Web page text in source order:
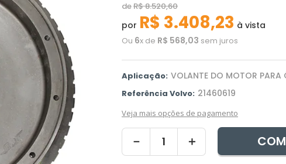
deR$8.520,60
por R$ 3.408,23 à vista
Ou 6x de R$ 568,03 sem juros
Aplicação: VOLANTE DO MOTOR
Referência Volvo: 21460619
Veja mais opções de pagamento
＋
－